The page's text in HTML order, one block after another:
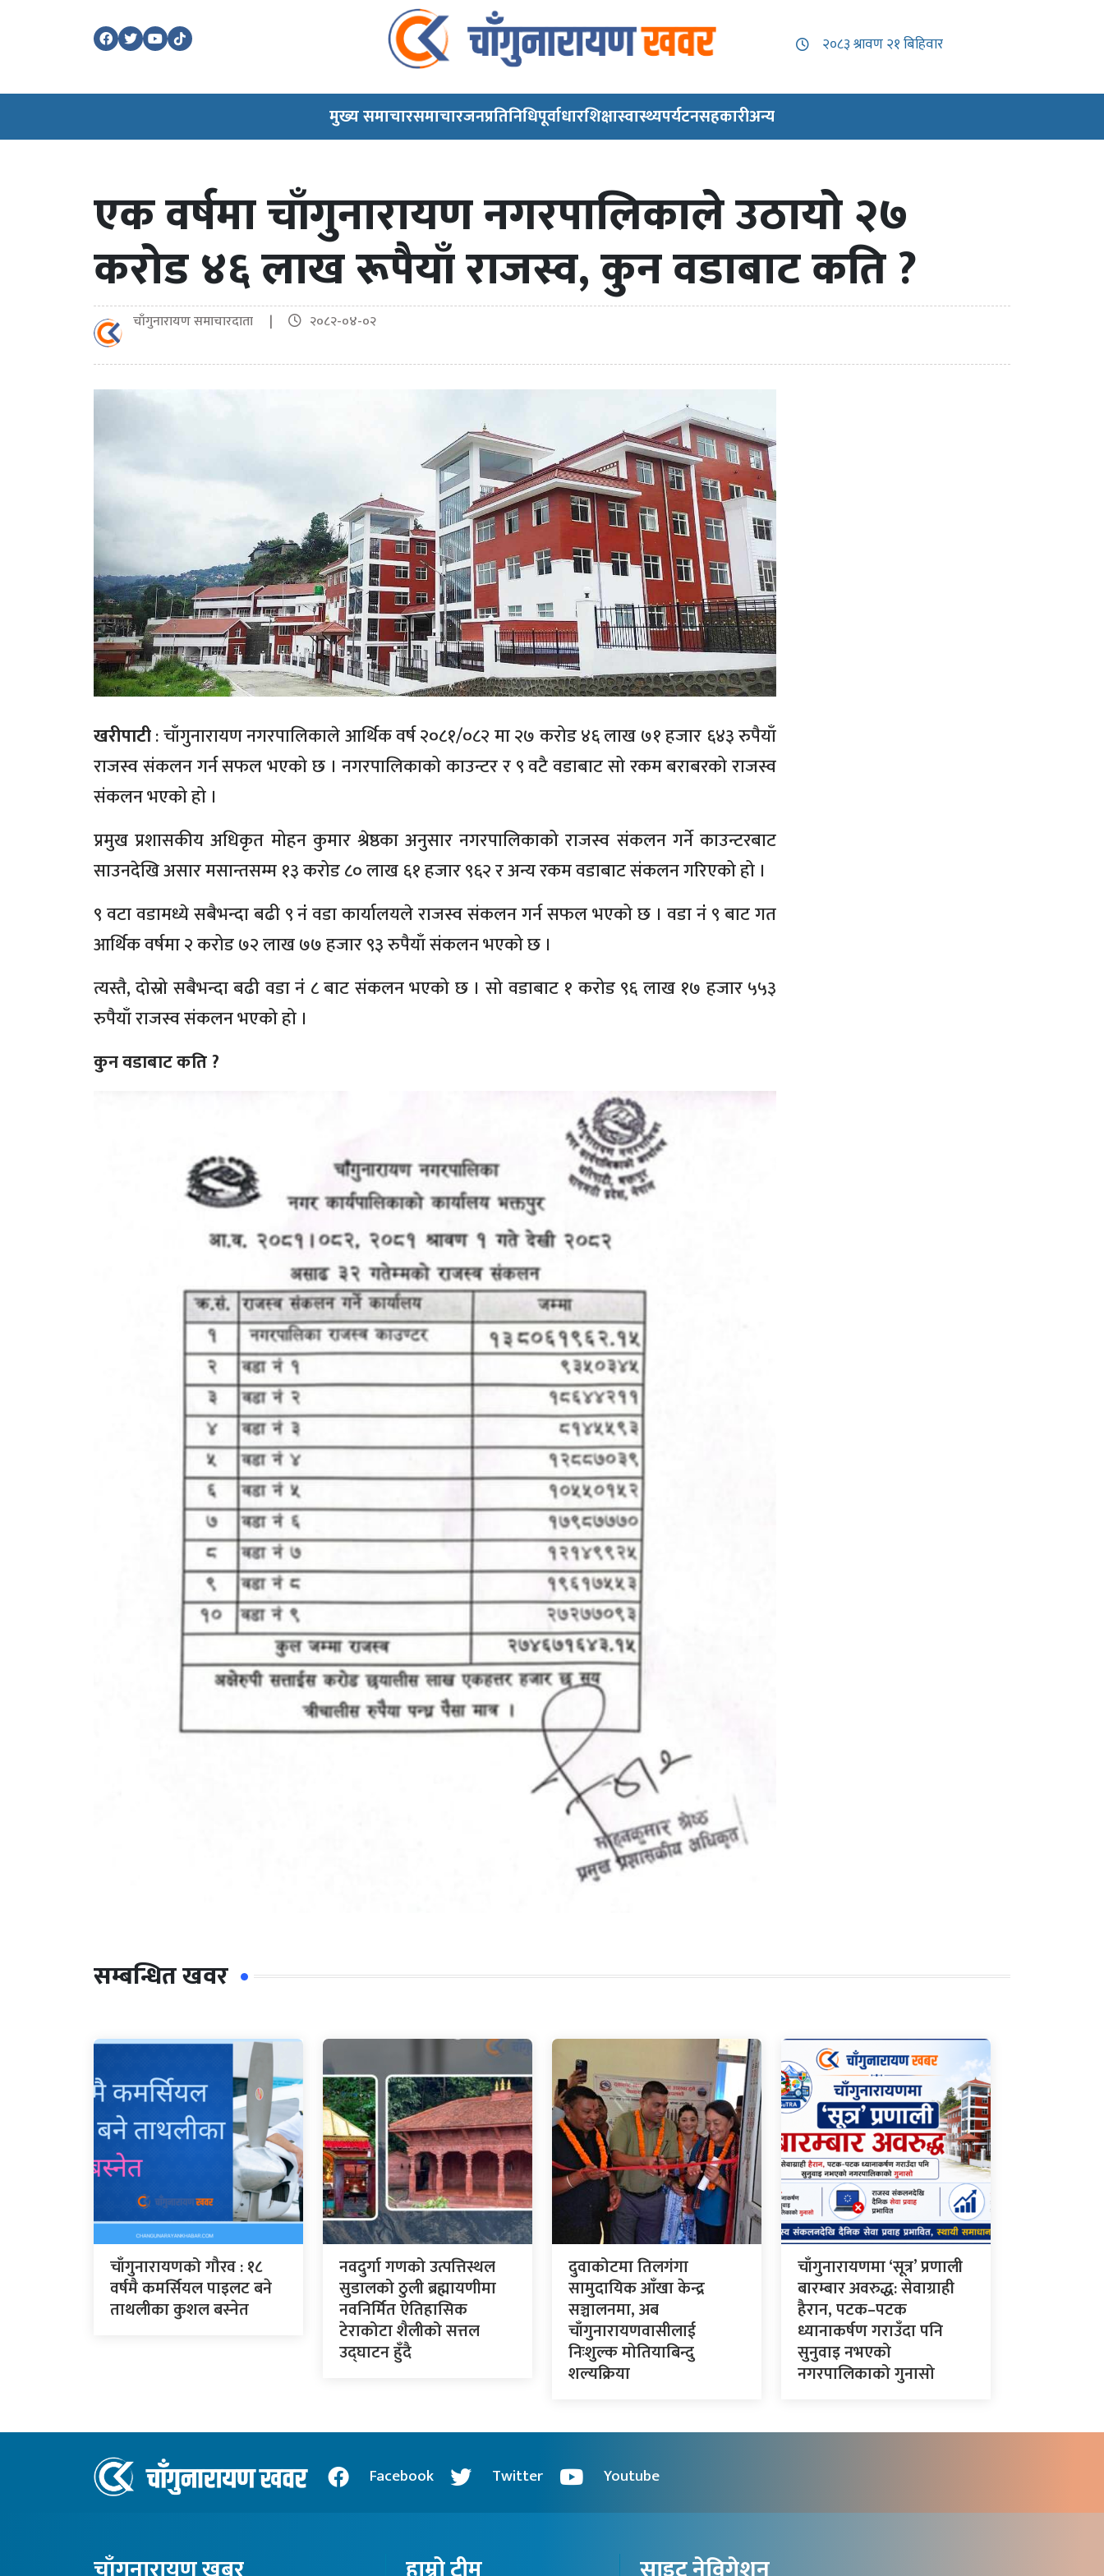
मुख्य समाचारसमाचारजनप्रतिनिधिपूर्वाधारशिक्षास्वास्थ्यपर्यटनसहकारीअन्य
एक वर्षमा चाँगुनारायण नगरपालिकाले उठायो २७
करोड ४६ लाख रूपैयाँ राजस्व, कुन वडाबाट कति ?
चाँगुनारायण समाचारदाता | २०८२-०४-०२
खरीपाटी: चाँगुनारायण नगरपालिकाले आर्थिक वर्ष २०८१/०८२ मा २७ करोड ४६ लाख ७१ हजार ६४३ रुपैयाँ
राजस्व संकलन गर्न सफल भएको छ । नगरपालिकाको काउन्टर र ९ वटै वडाबाट सो रकम बराबरको राजस्व
संकलन भएको हो ।
प्रमुख प्रशासकीय अधिकृत मोहन कुमार श्रेष्ठका अनुसार नगरपालिकाको राजस्व संकलन गर्ने काउन्टरबाट
साउनदेखि असार मसान्तसम्म १३ करोड ८० लाख ६१ हजार ९६२ र अन्य रकम वडाबाट संकलन गरिएको हो ।
९ वटा वडामध्ये सबैभन्दा बढी ९ नंं वडा कार्यालयले राजस्व संकलन गर्न सफल भएको छ । वडा नंं ९ बाट गत
आर्थिक वर्षमा २ करोड ७२ लाख ७७ हजार ९३ रुपैयाँ संकलन भएको छ ।
त्यस्तै, दोस्रो सबैभन्दा बढी वडा नंं ८ बाट संकलन भएको छ । सो वडाबाट १ करोड ९६ लाख १७ हजार ५५३
रुपैयाँ राजस्व संकलन भएको हो ।
कुन वडाबाट कति ?
सम्बन्धित खवर
चाँगुनारायणको गौरव : १८
वर्षमै कमर्सियल पाइलट बने
ताथलीका कुशल बस्नेत
नवदुर्गा गणको उत्पत्तिस्थल
सुडालको ठुली ब्रह्मायणीमा
नवनिर्मित ऐतिहासिक
टेराकोटा शैलीको सत्तल
उद्घाटन हुँदै
दुवाकोटमा तिलगंगा
सामुदायिक आँखा केन्द्र
सञ्चालनमा, अब
चाँगुनारायणवासीलाई
निःशुल्क मोतियाबिन्दु
शल्यक्रिया
चाँगुनारायणमा ‘सूत्र’ प्रणाली
बारम्बार अवरुद्ध: सेवाग्राही
हैरान, पटक–पटक
ध्यानाकर्षण गराउँदा पनि
सुनुवाइ नभएको
नगरपालिकाको गुनासो
Facebook Twitter Youtube